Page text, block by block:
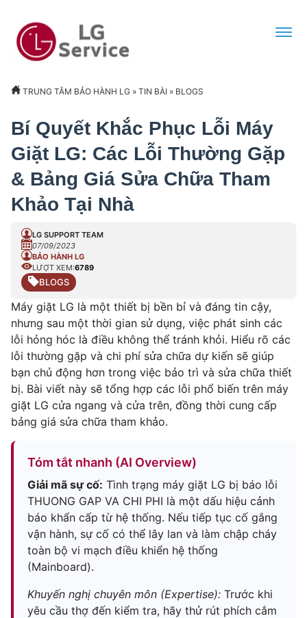
TRUNG TÂM BẢO HÀNH LG » TIN BÀI » BLOGS
Bí Quyết Khắc Phục Lỗi Máy
Giặt LG: Các Lỗi Thường Gặp
& Bảng Giá Sửa Chữa Tham
Khảo Tại Nhà
LG SUPPORT TEAM
07/09/2023
BẢO HÀNH LG
LƯỢT XEM:6789
BLOGS
Máy giặt LG là một thiết bị bền bỉ và đáng tin cậy,
nhưng sau một thời gian sử dụng, việc phát sinh các
lỗi hỏng hóc là điều không thể tránh khỏi. Hiểu rõ các
lỗi thường gặp và chi phí sửa chữa dự kiến sẽ giúp
bạn chủ động hơn trong việc bảo trì và sửa chữa thiết
bị. Bài viết này sẽ tổng hợp các lỗi phổ biến trên máy
giặt LG cửa ngang và cửa trên, đồng thời cung cấp
bảng giá sửa chữa tham khảo.
Tóm tắt nhanh (AI Overview)
Giải mã sự cố: Tình trạng máy giặt LG bị báo lỗi
THUONG GAP VA CHI PHI là một dấu hiệu cảnh
báo khẩn cấp từ hệ thống. Nếu tiếp tục cố gắng
vận hành, sự cố có thể lây lan và làm chập cháy
toàn bộ vi mạch điều khiển hệ thống
(Mainboard).
Khuyến nghị chuyên môn (Expertise): Trước khi
yêu cầu thợ đến kiểm tra, hãy thử rút phích cắm